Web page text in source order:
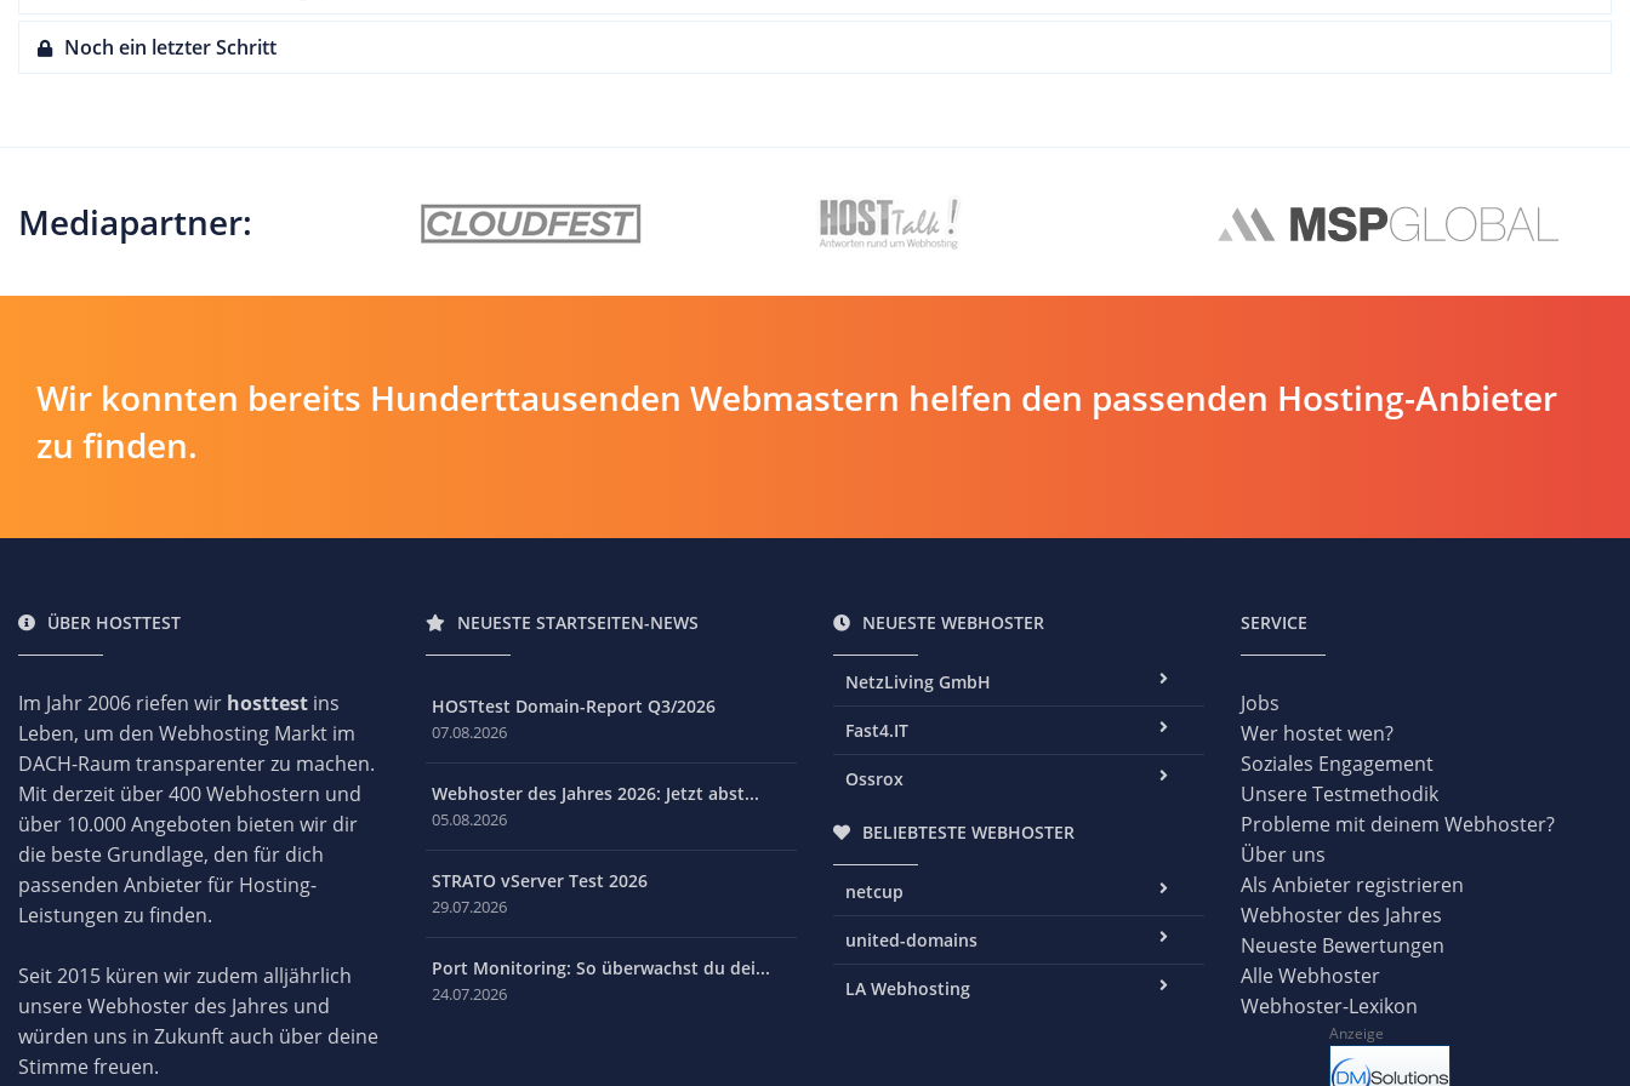
Noch ein letzter Schritt
Mediapartner:
Wir konnten bereits Hunderttausenden Webmastern helfen den passenden Hosting-Anbieter
zu finden.
ÜBER HOSTTEST
Im Jahr 2006 riefen wir hosttest ins
Leben, um den Webhosting Markt im
DACH-Raum transparenter zu machen.
Mit derzeit über 400 Webhostern und
über 10.000 Angeboten bieten wir dir
die beste Grundlage, den für dich
passenden Anbieter für Hosting-
Leistungen zu finden.
Seit 2015 küren wir zudem alljährlich
unsere Webhoster des Jahres und
würden uns in Zukunft auch über deine
Stimme freuen.
NEUESTE STARTSEITEN-NEWS
HOSTtest Domain-Report Q3/2026
07.08.2026
Webhoster des Jahres 2026: Jetzt abst...
05.08.2026
STRATO vServer Test 2026
29.07.2026
Port Monitoring: So überwachst du dei...
24.07.2026
NEUESTE WEBHOSTER
NetzLiving GmbH
Fast4.IT
Ossrox
BELIEBTESTE WEBHOSTER
netcup
united-domains
LA Webhosting
SERVICE
Jobs
Wer hostet wen?
Soziales Engagement
Unsere Testmethodik
Probleme mit deinem Webhoster?
Über uns
Als Anbieter registrieren
Webhoster des Jahres
Neueste Bewertungen
Alle Webhoster
Webhoster-Lexikon
Anzeige